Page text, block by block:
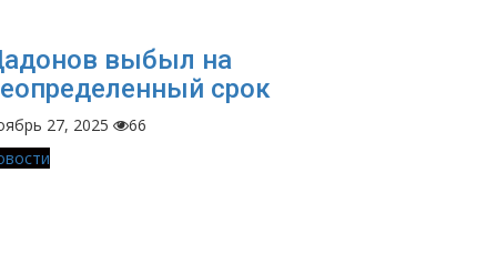
выбыл на
срок
27, 2025
66